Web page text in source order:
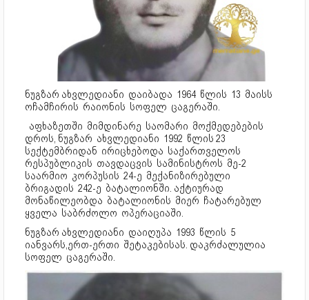
ნუგზარ ახვლედიანი დაიბადა 1964 წლის 13 მაისს
ოჩამჩირის რაიონის სოფელ ცაგერაში.
აფხაზეთში მიმდინარე საომარი მოქმედებების
დროს, ნუგზარ ახვლედიანი 1992 წლის 23
სექტემბრიდან ირიცხებოდა საქართველოს
რესპუბლიკის თავდაცვის სამინისტროს მე-2
საარმიო კორპუსის 24-ე მექანიზირებული
ბრიგადის 242-ე ბატალიონში. აქტიურად
მონაწილეობდა ბატალიონის მიერ ჩატარებულ
ყველა საბრძოლო ოპერაციაში.
ნუგზარ ახვლედიანი დაიღუპა 1993 წლის 5
იანვარს,ერთ-ერთი შეტაკებისას. დაკრძალულია
სოფელ ცაგერაში.